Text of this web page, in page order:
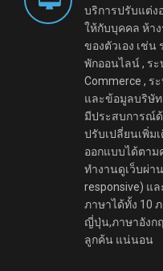
บริการปรับแต่ง
ให้กับบุคคล ห้าง
ของตัวเอง เช่น
พักออนไลน์ , ร
Commerce ,
และข้อมูลบริษั
มีประสบการณ์
ปรับเปลี่ยนเพิ่ม
ออกแบบได้ตาม
ทำงานดูเว็บผ่า
responsive) แ
ภาษาได้ทั้ง 10
ญี่ปุ่น,ภาษาอังก
ลูกค้น แน่นอน